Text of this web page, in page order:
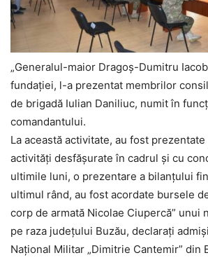
„Generalul-maior Dragoș-Dumitru
fundației, l-a prezentat membrilor
de brigadă Iulian Daniliuc, numit în
comandantului.
La această activitate, au fost
activități desfășurate în cadrul și cu
ultimile luni, o prezentare a bilanțului
ultimul rând, au fost acordate bursele
corp de armată Nicolae Ciupercă” unui
pe raza județului Buzău, declaraţi
Naţional Militar „Dimitrie Cantemir” din